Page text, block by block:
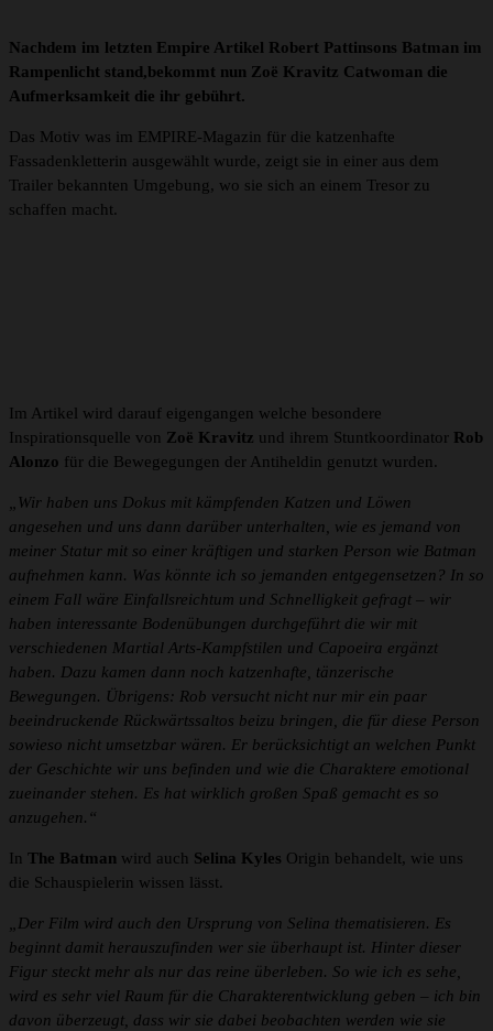
Nachdem im letzten Empire Artikel Robert Pattinsons Batman im
Rampenlicht stand,bekommt nun Zoë Kravitz Catwoman die
Aufmerksamkeit die ihr gebührt.
Das Motiv was im EMPIRE-Magazin für die katzenhafte
Fassadenkletterin ausgewählt wurde, zeigt sie in einer aus dem
Trailer bekannten Umgebung, wo sie sich an einem Tresor zu
schaffen macht.
Im Artikel wird darauf eigengangen welche besondere
Inspirationsquelle von Zoë Kravitz und ihrem Stuntkoordinator Rob
Alonzo für die Bewegegungen der Antiheldin genutzt wurden.
„Wir haben uns Dokus mit kämpfenden Katzen und Löwen
angesehen und uns dann darüber unterhalten, wie es jemand von
meiner Statur mit so einer kräftigen und starken Person wie Batman
aufnehmen kann. Was könnte ich so jemanden entgegensetzen? In so
einem Fall wäre Einfallsreichtum und Schnelligkeit gefragt – wir
haben interessante Bodenübungen durchgeführt die wir mit
verschiedenen Martial Arts-Kampfstilen und Capoeira ergänzt
haben. Dazu kamen dann noch katzenhafte, tänzerische
Bewegungen. Übrigens: Rob versucht nicht nur mir ein paar
beeindruckende Rückwärtssaltos beizu bringen, die für diese Person
sowieso nicht umsetzbar wären. Er berücksichtigt an welchen Punkt
der Geschichte wir uns befinden und wie die Charaktere emotional
zueinander stehen. Es hat wirklich großen Spaß gemacht es so
anzugehen.“
In The Batman wird auch Selina Kyles Origin behandelt, wie uns
die Schauspielerin wissen lässt.
„Der Film wird auch den Ursprung von Selina thematisieren. Es
beginnt damit herauszufinden wer sie überhaupt ist. Hinter dieser
Figur steckt mehr als nur das reine überleben. So wie ich es sehe,
wird es sehr viel Raum für die Charakterentwicklung geben – ich bin
davon überzeugt, dass wir sie dabei beobachten werden wie sie